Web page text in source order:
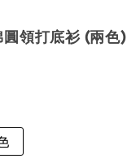
領打底衫 (兩色)